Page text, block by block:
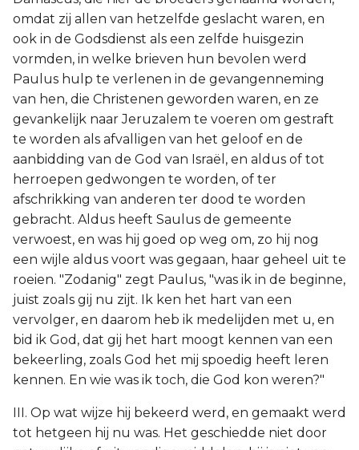
omdat zij allen van hetzelfde geslacht waren, en
ook in de Godsdienst als een zelfde huisgezin
vormden, in welke brieven hun bevolen werd
Paulus hulp te verlenen in de gevangenneming
van hen, die Christenen geworden waren, en ze
gevankelijk naar Jeruzalem te voeren om gestraft
te worden als afvalligen van het geloof en de
aanbidding van de God van Israël, en aldus of tot
herroepen gedwongen te worden, of ter
afschrikking van anderen ter dood te worden
gebracht. Aldus heeft Saulus de gemeente
verwoest, en was hij goed op weg om, zo hij nog
een wijle aldus voort was gegaan, haar geheel uit te
roeien. "Zodanig" zegt Paulus, "was ik in de beginne,
juist zoals gij nu zijt. Ik ken het hart van een
vervolger, en daarom heb ik medelijden met u, en
bid ik God, dat gij het hart moogt kennen van een
bekeerling, zoals God het mij spoedig heeft leren
kennen. En wie was ik toch, die God kon weren?"
III. Op wat wijze hij bekeerd werd, en gemaakt werd
tot hetgeen hij nu was. Het geschiedde niet door